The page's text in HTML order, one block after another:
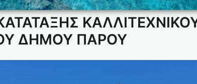
ΔΗΜΟΥ ΠΑΡΟΥ